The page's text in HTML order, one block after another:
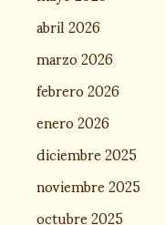
abril 2026
marzo 2026
febrero 2026
enero 2026
diciembre 2025
noviembre 2025